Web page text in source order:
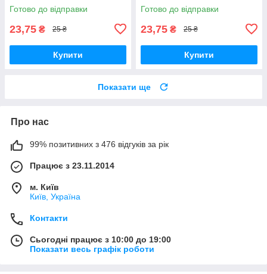
Готово до відправки
23,75 ₴ 25 ₴
Купити
Готово до відправки
23,75 ₴ 25 ₴
Купити
Показати ще
Про нас
99% позитивних з 476 відгуків за рік
Працює з 23.11.2014
м. Київ
Київ, Україна
Контакти
Сьогодні працює з 10:00 до 19:00
Показати весь графік роботи